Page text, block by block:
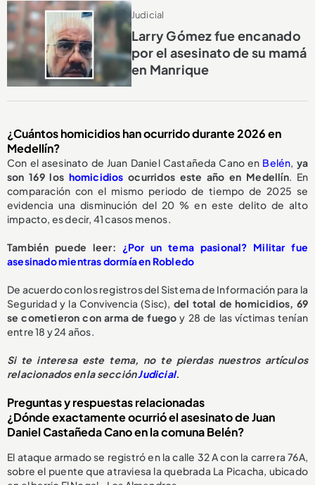
Judicial
Larry Gómez fue encanado
por el asesinato de su mamá
en Manrique
¿Cuántos homicidios han ocurrido durante 2026 en
Medellín?
Con el asesinato de Juan Daniel Castañeda Cano en Belén, ya
son 169 los homicidios ocurridos este año en Medellín. En
comparación con el mismo periodo de tiempo de 2025 se
evidencia una disminución del 20 % en este delito de alto
impacto, es decir, 41 casos menos.
También puede leer: ¿Por un tema pasional? Militar fue
asesinado mientras dormía en Robledo
De acuerdo con los registros del Sistema de Información para la
Seguridad y la Convivencia (Sisc), del total de homicidios, 69
se cometieron con arma de fuego y 28 de las víctimas tenían
entre 18 y 24 años.
Si te interesa este tema, no te pierdas nuestros artículos
relacionados en la secciónJudicial.
Preguntas y respuestas relacionadas
¿Dónde exactamente ocurrió el asesinato de Juan
Daniel Castañeda Cano en la comuna Belén?
El ataque armado se registró en la calle 32 A con la carrera 76A,
sobre el puente que atraviesa la quebrada La Picacha, ubicado